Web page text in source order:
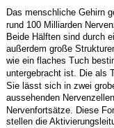
Das menschliche Gehirn
rund 100 Milliarden
Beide Hälften sind durch
außerdem große
wie ein flaches Tuch
untergebracht ist. Die als
Sie lässt sich in zwei
aussehenden
Nervenfortsätze. Diese
stellen die